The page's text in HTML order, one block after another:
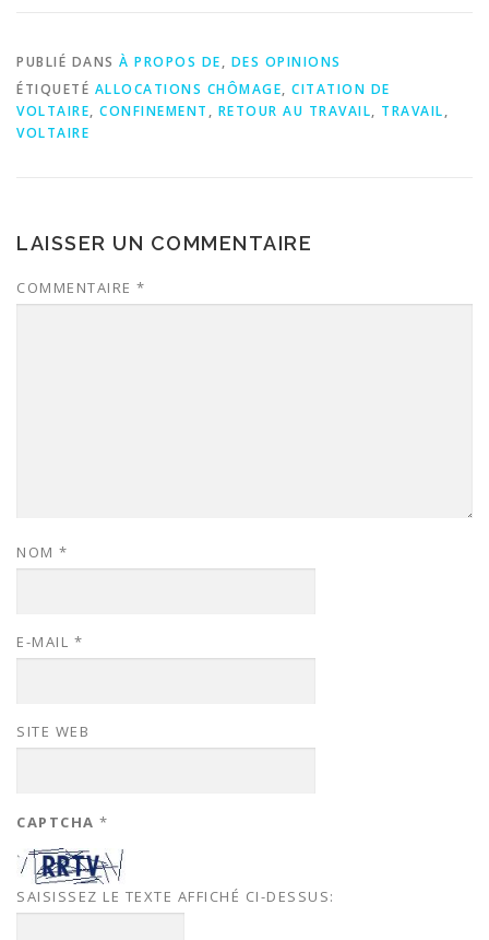
PUBLIÉ DANS À PROPOS DE, DES OPINIONS
ÉTIQUETÉ ALLOCATIONS CHÔMAGE, CITATION DE
VOLTAIRE, CONFINEMENT , RETOUR AU TRAVAIL, TRAVAIL,
VOLTAIRE
LAISSER UN COMMENTAIRE
COMMENTAIRE *
NOM *
E-MAIL *
SITE WEB
CAPTCHA *
SAISISSEZ LE TEXTE AFFICHÉ CI-DESSUS: